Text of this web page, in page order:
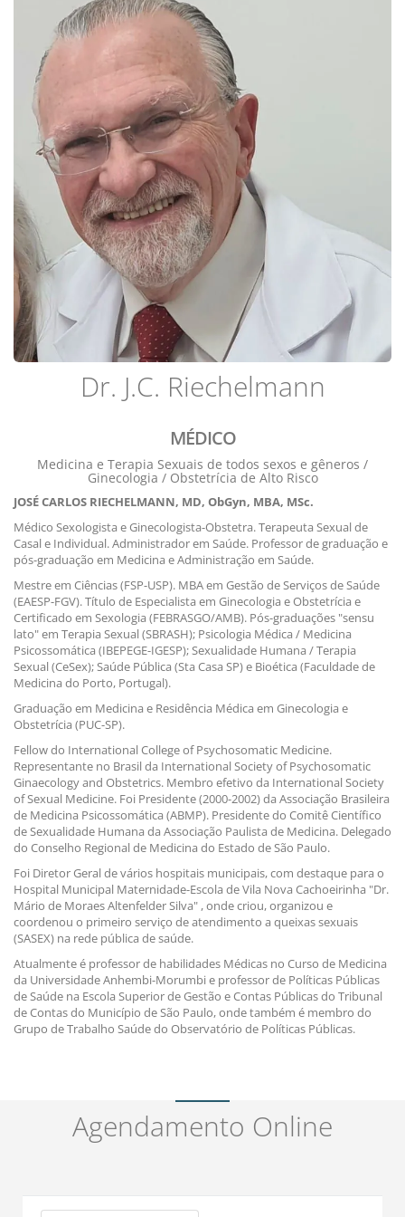
Dr. J.C. Riechelmann
MÉDICO
Medicina e Terapia Sexuais de todos sexos e gêneros /
Ginecologia / Obstetrícia de Alto Risco
JOSÉ CARLOS RIECHELMANN, MD, ObGyn, MBA, MSc.
Médico Sexologista e Ginecologista-Obstetra. Terapeuta Sexual de
Casal e Individual. Administrador em Saúde. Professor de graduação e
pós-graduação em Medicina e Administração em Saúde.
Mestre em Ciências (FSP-USP). MBA em Gestão de Serviços de Saúde
(EAESP-FGV). Título de Especialista em Ginecologia e Obstetrícia e
Certificado em Sexologia (FEBRASGO/AMB). Pós-graduações "sensu
lato" em Terapia Sexual (SBRASH); Psicologia Médica / Medicina
Psicossomática (IBEPEGE-IGESP); Sexualidade Humana / Terapia
Sexual (CeSex); Saúde Pública (Sta Casa SP) e Bioética (Faculdade de
Medicina do Porto, Portugal).
Graduação em Medicina e Residência Médica em Ginecologia e
Obstetrícia (PUC-SP).
Fellow do International College of Psychosomatic Medicine.
Representante no Brasil da International Society of Psychosomatic
Ginaecology and Obstetrics. Membro efetivo da International Society
of Sexual Medicine. Foi Presidente (2000-2002) da Associação Brasileira
de Medicina Psicossomática (ABMP). Presidente do Comitê Científico
de Sexualidade Humana da Associação Paulista de Medicina. Delegado
do Conselho Regional de Medicina do Estado de São Paulo.
Foi Diretor Geral de vários hospitais municipais, com destaque para o
Hospital Municipal Maternidade-Escola de Vila Nova Cachoeirinha "Dr.
Mário de Moraes Altenfelder Silva" , onde criou, organizou e
coordenou o primeiro serviço de atendimento a queixas sexuais
(SASEX) na rede pública de saúde.
Atualmente é professor de habilidades Médicas no Curso de Medicina
da Universidade Anhembi-Morumbi e professor de Políticas Públicas
de Saúde na Escola Superior de Gestão e Contas Públicas do Tribunal
de Contas do Município de São Paulo, onde também é membro do
Grupo de Trabalho Saúde do Observatório de Políticas Públicas.
Agendamento Online